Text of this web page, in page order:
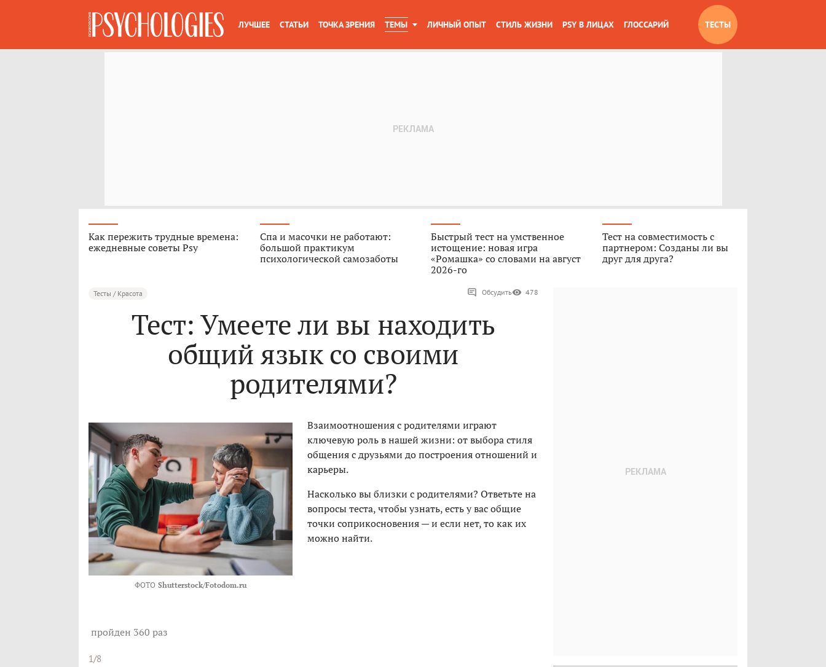
ЛУЧШЕЕ СТАТЬИ ТОЧКА ЗРЕНИЯ ТЕМЫ ЛИЧНЫЙ ОПЫТ СТИЛЬ ЖИЗНИ PSY В ЛИЦАХ ГЛОССАРИЙ ТЕСТЫ
Как пережить трудные времена:
ежедневные советы Psy
Спа и масочки не работают:
большой практикум
психологической самозаботы
Быстрый тест на умственное
истощение: новая игра
«Ромашка» со словами на август
2026-го
Тест на совместимость с
партнером: Созданы ли вы
друг для друга?
Тесты / Красота Обсудить 478
Тест: Умеете ли вы находить
общий язык со своими
родителями?
ФОТО Shutterstock/Fotodom.ru
Взаимоотношения с родителями играют
ключевую роль в нашей жизни: от выбора стиля
общения с друзьями до построения отношений и
карьеры.
Насколько вы близки с родителями? Ответьте на
вопросы теста, чтобы узнать, есть у вас общие
точки соприкосновения — и если нет, то как их
можно найти.
пройден 360 раз
1/8